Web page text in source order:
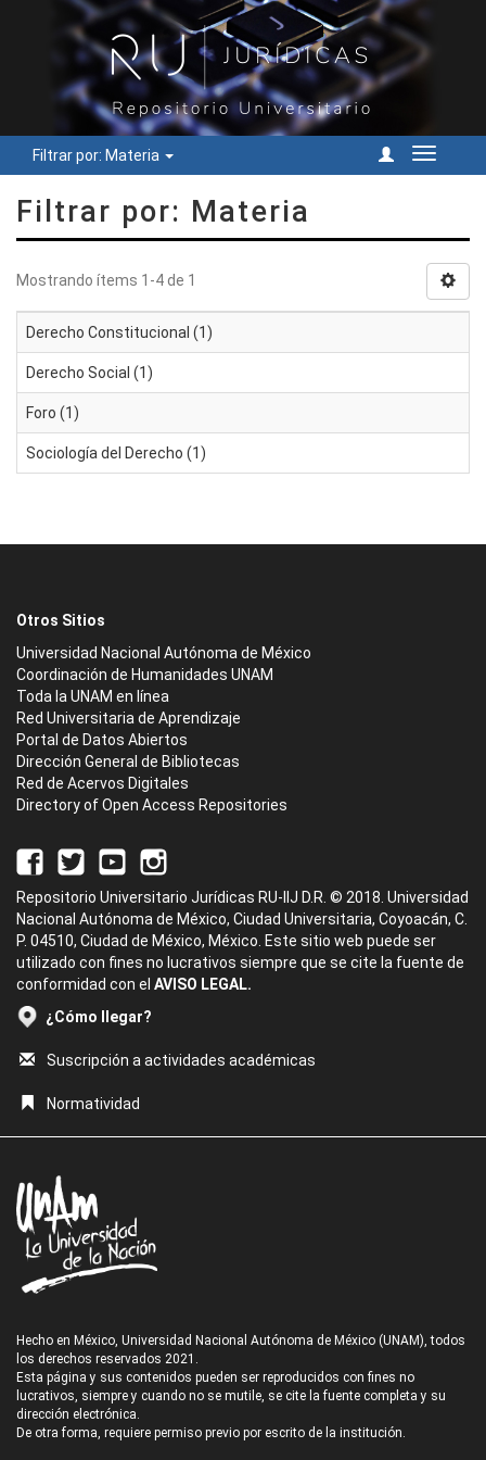
Filtrar por: Materia
Cambiar
Filtrar por: Materia
Mostrando ítems 1-4 de 1
Derecho Constitucional (1)
Derecho Social (1)
Foro (1)
Sociología del Derecho (1)
Otros Sitios
Universidad Nacional Autónoma de México
Coordinación de Humanidades UNAM
Toda la UNAM en línea
Red Universitaria de Aprendizaje
Portal de Datos Abiertos
Dirección General de Bibliotecas
Red de Acervos Digitales
Directory of Open Access Repositories
Repositorio Universitario Jurídicas RU-IIJ D.R. © 2018. Universidad
Nacional Autónoma de México, Ciudad Universitaria, Coyoacán, C.
P. 04510, Ciudad de México, México. Este sitio web puede ser
utilizado con fines no lucrativos siempre que se cite la fuente de
conformidad con el AVISO LEGAL.
¿Cómo llegar?
Suscripción a actividades académicas
Normatividad
Hecho en México, Universidad Nacional Autónoma de México (UNAM), todos
los derechos reservados 2021.
Esta página y sus contenidos pueden ser reproducidos con fines no
lucrativos, siempre y cuando no se mutile, se cite la fuente completa y su
dirección electrónica.
De otra forma, requiere permiso previo por escrito de la institución.